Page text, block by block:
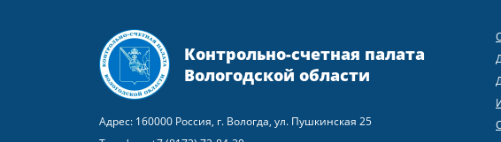
Контрольно-счетная палата
Вологодской области
Адрес: 160000 Россия, г. Вологда, ул. Пушкинская 25